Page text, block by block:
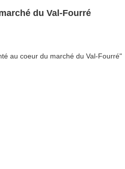
du Val-Fourré